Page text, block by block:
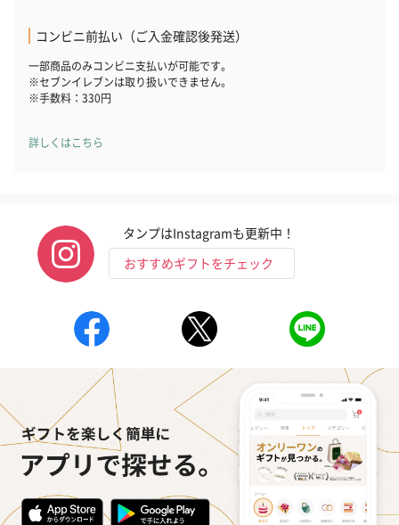
コンビニ前払い（ご入金確認後発送）
一部商品のみコンビニ支払いが可能です。
※セブンイレブンは取り扱いできません。
※手数料：330円
詳しくはこちら
タンプはInstagramも更新中！
おすすめギフトをチェック